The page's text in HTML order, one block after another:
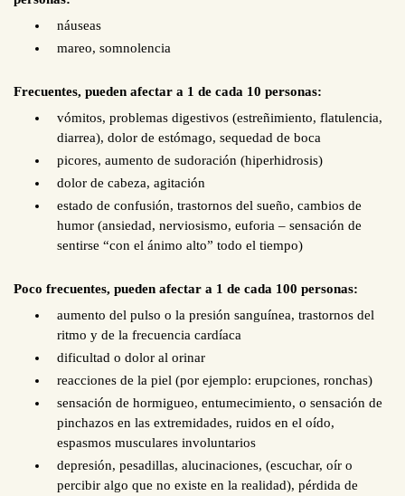
náuseas
mareo, somnolencia
Frecuentes, pueden afectar a 1 de cada 10 personas:
vómitos, problemas digestivos (estreñimiento, flatulencia,
diarrea), dolor de estómago, sequedad de boca
picores, aumento de sudoración (hiperhidrosis)
dolor de cabeza, agitación
estado de confusión, trastornos del sueño, cambios de
humor (ansiedad, nerviosismo, euforia – sensación de
sentirse “con el ánimo alto” todo el tiempo)
Poco frecuentes, pueden afectar a 1 de cada 100 personas:
aumento del pulso o la presión sanguínea, trastornos del
ritmo y de la frecuencia cardíaca
dificultad o dolor al orinar
reacciones de la piel (por ejemplo: erupciones, ronchas)
sensación de hormigueo, entumecimiento, o sensación de
pinchazos en las extremidades, ruidos en el oído,
espasmos musculares involuntarios
depresión, pesadillas, alucinaciones, (escuchar, oír o
percibir algo que no existe en la realidad), pérdida de